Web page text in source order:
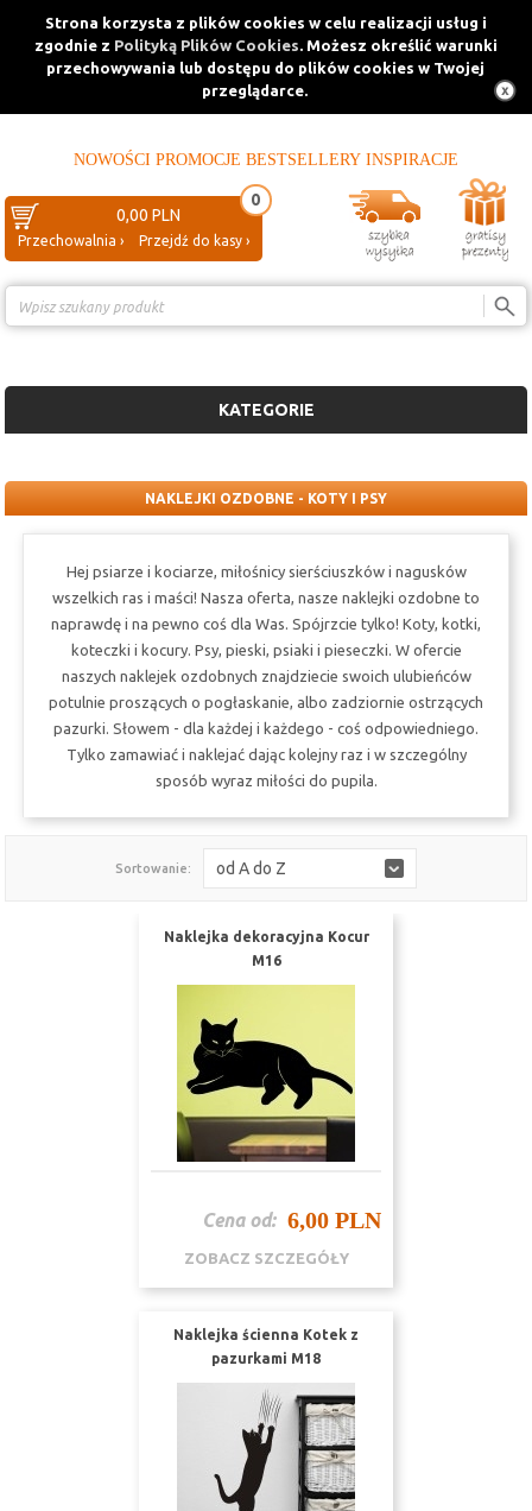
Strona korzysta z plików cookies w celu realizacji usług i
zgodnie z Polityką Plików Cookies. Możesz określić warunki
przechowywania lub dostępu do plików cookies w Twojej
przeglądarce.
NOWOŚCI PROMOCJE BESTSELLERY INSPIRACJE
0,00 PLN
0
Przechowalnia › Przejdź do kasy ›
KATEGORIE
NAKLEJKI OZDOBNE - KOTY I PSY
Hej psiarze i kociarze, miłośnicy sierściuszków i nagusków
wszelkich ras i maści! Nasza oferta, nasze naklejki ozdobne to
naprawdę i na pewno coś dla Was. Spójrzcie tylko! Koty, kotki,
koteczki i kocury. Psy, pieski, psiaki i pieseczki. W ofercie
naszych naklejek ozdobnych znajdziecie swoich ulubieńców
potulnie proszących o pogłaskanie, albo zadziornie ostrzących
pazurki. Słowem - dla każdej i każdego - coś odpowiedniego.
Tylko zamawiać i naklejać dając kolejny raz i w szczególny
sposób wyraz miłości do pupila.
Sortowanie: od A do Z
Naklejka dekoracyjna Kocur
M16
Cena od: 6,00 PLN
ZOBACZ SZCZEGÓŁY
Naklejka ścienna Kotek z
pazurkami M18